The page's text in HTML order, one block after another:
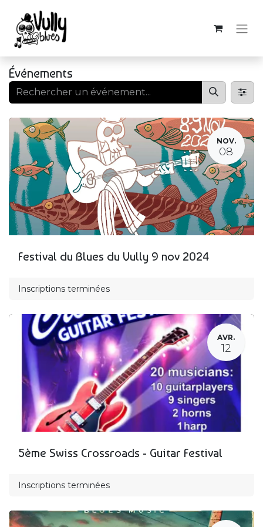
Événements
NOV.
08
Festival du Blues du Vully 9 nov 2024
Inscriptions terminées
AVR.
12
5ème Swiss Crossroads - Guitar Festival
Inscriptions terminées